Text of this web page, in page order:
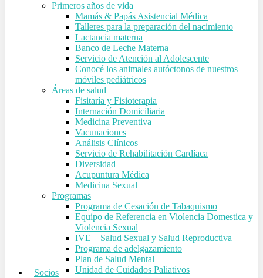
Primeros años de vida
Mamás & Papás Asistencial Médica
Talleres para la preparación del nacimiento
Lactancia materna
Banco de Leche Materna
Servicio de Atención al Adolescente
Conocé los animales autóctonos de nuestros
móviles pediátricos
Áreas de salud
Fisitaría y Fisioterapia
Internación Domiciliaria
Medicina Preventiva
Vacunaciones
Análisis Clínicos
Servicio de Rehabilitación Cardíaca
Diversidad
Acupuntura Médica
Medicina Sexual
Programas
Programa de Cesación de Tabaquismo
Equipo de Referencia en Violencia Domestica y
Violencia Sexual
IVE – Salud Sexual y Salud Reproductiva
Programa de adelgazamiento
Plan de Salud Mental
Unidad de Cuidados Paliativos
Socios